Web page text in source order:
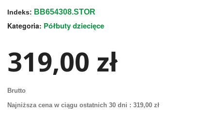
Indeks: BB654308.STOR
Kategoria: Półbuty dziecięce
319,00 zł
Brutto
Najniższa cena w ciągu ostatnich 30 dni : 319,00 zł